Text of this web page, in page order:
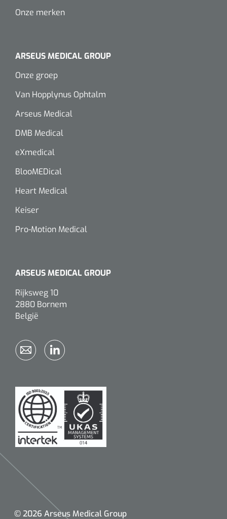
Onze merken
ARSEUS MEDICAL GROUP
Onze groep
Van Hopplynus Ophtalm
Arseus Medical
DMB Medical
eXmedical
BlooMEDical
Heart Medical
Keiser
Pro-Motion Medical
ARSEUS MEDICAL GROUP
Rijksweg 10
2880 Bornem
België
© 2026 Arseus Medical Group